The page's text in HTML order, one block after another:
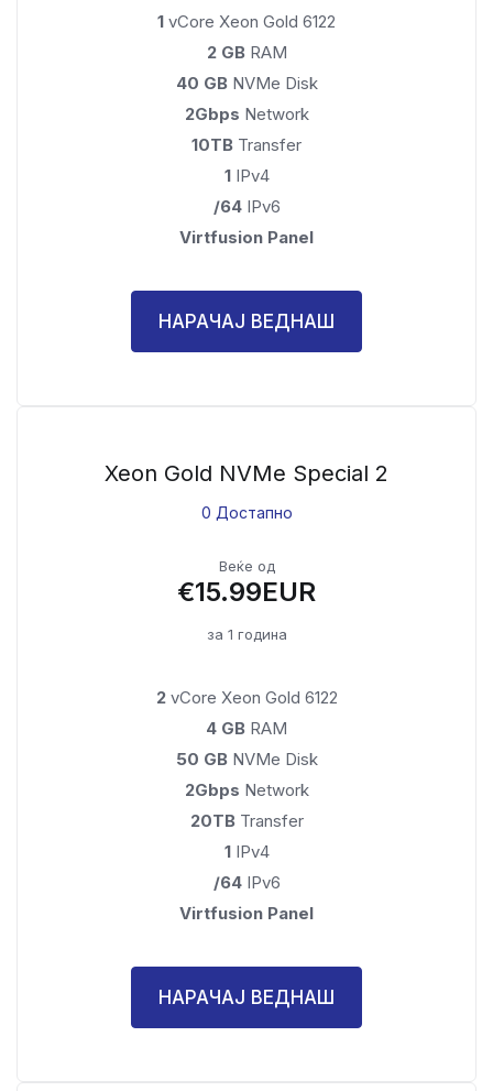
1 vCore Xeon Gold 6122
2 GB RAM
40 GBNVMe Disk
2Gbps Network
10TB Transfer
1IPv4
/64IPv6
Virtfusion Panel
НАРАЧАЈ ВЕДНАШ
Xeon Gold NVMe Special 2
0 Достапно
Веќе од
€15.99EUR
за 1 година
2vCore Xeon Gold 6122
4 GB RAM
50 GBNVMe Disk
2Gbps Network
20TBTransfer
1IPv4
/64IPv6
Virtfusion Panel
НАРАЧАЈ ВЕДНАШ